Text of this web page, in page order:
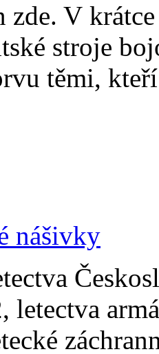
zde. V
stroje
těmi,
nášivky
letectva